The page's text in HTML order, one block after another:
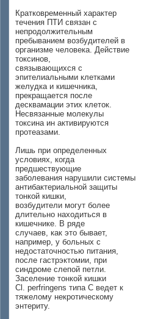
Кратковременный характер
течения ПТИ связан с
непродолжительным
пребыванием возбудителей в
организме человека. Действие
токсинов,
связывающихся с
эпителиальными клетками
желудка и кишечника,
прекращается после
десквамации этих клеток.
Несвязанные молекулы
токсина ин активируются
протеазами.
Лишь при определенных
условиях, когда
предшествующие
заболевания нарушили системы
антибактериальной защиты
тонкой кишки,
возбудители могут более
длительно находиться в
кишечнике. В ряде
случаев, как это бывает,
например, у больных с
недостаточностью питания,
после гастрэктомии, при
синдроме слепой петли.
Заселение тонкой кишки
Cl. perfringens типа С ведет к
тяжелому некротическому
энтериту.